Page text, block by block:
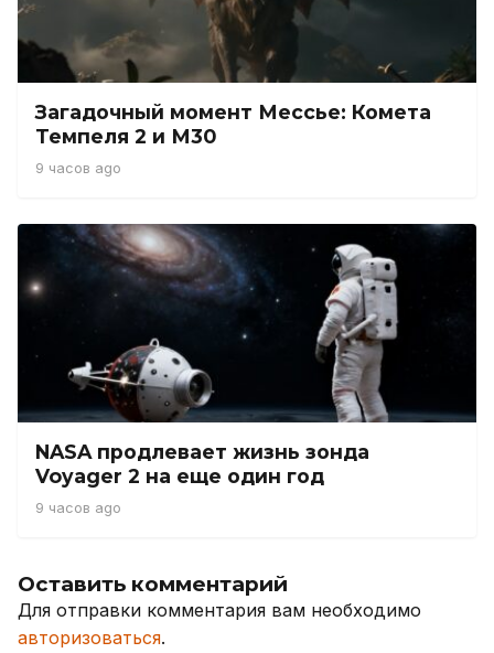
Загадочный момент Мессье: Комета
Темпеля 2 и М30
9 часов ago
NASA продлевает жизнь зонда
Voyager 2 на еще один год
9 часов ago
Оставить комментарий
Для отправки комментария вам необходимо
авторизоваться.